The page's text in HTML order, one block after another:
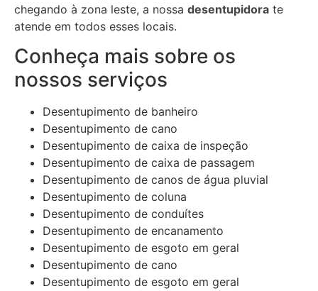
chegando à zona leste, a nossa desentupidora te
atende em todos esses locais.
Conheça mais sobre os
nossos serviços
Desentupimento de banheiro
Desentupimento de cano
​Desentupimento de caixa de inspeção
Desentupimento de caixa de passagem
Desentupimento de canos de água pluvial
Desentupimento de coluna
Desentupimento de conduítes
Desentupimento de encanamento
Desentupimento de esgoto em geral
Desentupimento de cano
Desentupimento de esgoto em geral